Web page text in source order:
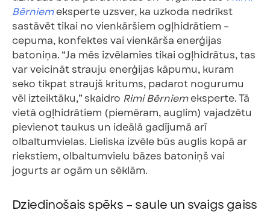
Bērniemeksperte uzsver, ka uzkoda nedrīkst
sastāvēt tikai no vienkāršiem ogļhidrātiem –
cepuma, konfektes vai vienkārša enerģijas
batoniņa. “Ja mēs izvēlamies tikai ogļhidrātus, tas
var veicināt strauju enerģijas kāpumu, kuram
seko tikpat straujš kritums, padarot nogurumu
vēl izteiktāku,” skaidro Rimi Bērniemeksperte. Tā
vietā ogļhidrātiem (piemēram, auglim) vajadzētu
pievienot taukus un ideālā gadījumā arī
olbaltumvielas. Lieliska izvēle būs auglis kopā ar
riekstiem, olbaltumvielu bāzes batoniņš vai
jogurts ar ogām un sēklām.
Dziedinošais spēks – saule un svaigs gaiss